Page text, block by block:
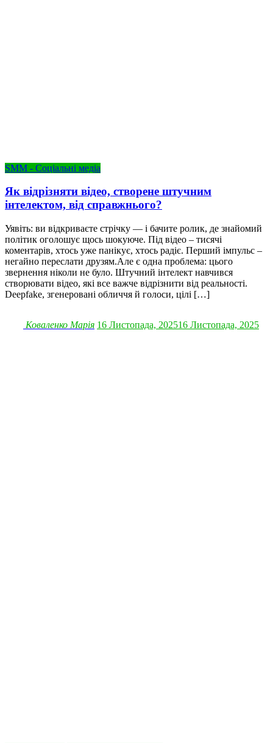
SMM - Соціальні медіа
Як відрізняти відео, створене штучним
інтелектом, від справжнього?
Уявіть: ви відкриваєте стрічку — і бачите ролик, де знайомий
політик оголошує щось шокуюче. Під відео – тисячі
коментарів, хтось уже панікує, хтось радіє. Перший імпульс –
негайно переслати друзям.Але є одна проблема: цього
звернення ніколи не було. Штучний інтелект навчився
створювати відео, які все важче відрізнити від реальності.
Deepfake, згенеровані обличчя й голоси, цілі […]
Коваленко Марія 16 Листопада, 202516 Листопада, 2025